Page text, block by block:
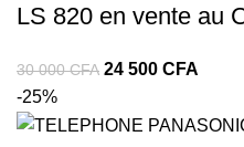
LS 820 en vente au
30 000CFA 24 500 CFA
-25%